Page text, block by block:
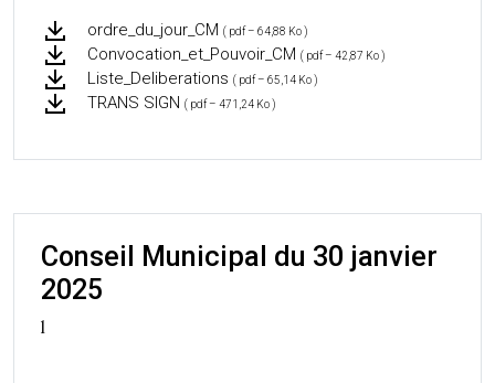
ordre_du_jour_CM ( pdf – 64,88 Ko )
Convocation_et_Pouvoir_CM ( pdf – 42,87 Ko )
Liste_Deliberations ( pdf – 65,14 Ko )
TRANS SIGN ( pdf – 471,24 Ko )
Conseil Municipal du 30 janvier
2025
l